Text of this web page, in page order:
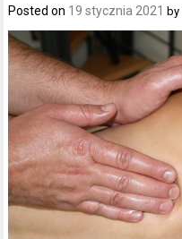
Posted on 19 stycznia 2021 by